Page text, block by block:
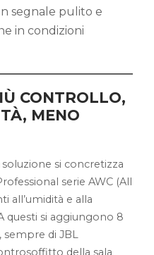
segnale pulito e
in condizioni
CONTROLLO,
MENO
si concretizza
serie AWC (All
all’umidità e alla
questi si aggiungono 8
sempre di JBL
della sala